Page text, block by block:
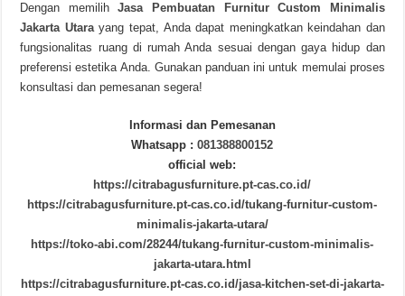
Dengan memilihJasa Pembuatan Furnitur Custom Minimalis
Jakarta Utarayang tepat, Anda dapat meningkatkan keindahan dan
fungsionalitas ruang di rumah Anda sesuai dengan gaya hidup dan
preferensi estetika Anda. Gunakan panduan ini untuk memulai proses
konsultasi dan pemesanan segera!
Informasi dan Pemesanan
Whatsapp :081388800152
official web:
https://citrabagusfurniture.pt-cas.co.id/
https://citrabagusfurniture.pt-cas.co.id/tukang-furnitur-custom-
minimalis-jakarta-utara/
https://toko-abi.com/28244/tukang-furnitur-custom-minimalis-
jakarta-utara.html
https://citrabagusfurniture.pt-cas.co.id/jasa-kitchen-set-di-jakarta-